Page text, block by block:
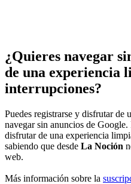
¿Quieres navegar
de una experiencia
interrupciones?
Puedes registrarse y disfrutar de
navegar sin anuncios de Google.
disfrutar de una experiencia
sabiendo que desde La Noción
web.
Más información sobre la